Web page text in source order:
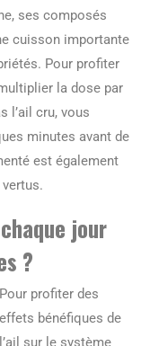
ses composés
cuisson importante
Pour profiter
la dose par
l’ail cru, vous
minutes avant de
est également
jour
?
Pour profiter des
effets bénéfiques de
l’ail sur le système